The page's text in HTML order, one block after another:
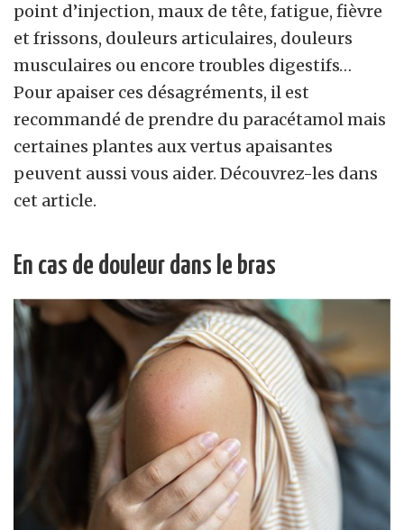
point d’injection, maux de tête, fatigue, fièvre
et frissons, douleurs articulaires, douleurs
musculaires ou encore troubles digestifs…
Pour apaiser ces désagréments, il est
recommandé de prendre du paracétamol mais
certaines plantes aux vertus apaisantes
peuvent aussi vous aider. Découvrez-les dans
cet article.
En cas de douleur dans le bras